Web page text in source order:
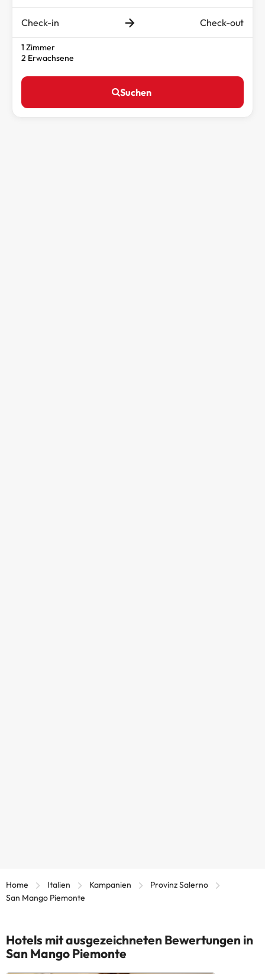
Check-in Check-out
1 Zimmer
2 Erwachsene
Suchen
Home Italien Kampanien
Provinz Salerno
San Mango Piemonte
Hotels mit ausgezeichneten Bewertungen in
San Mango Piemonte